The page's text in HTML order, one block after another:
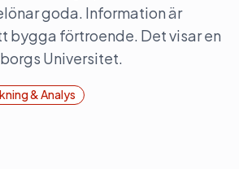
goda. Information är
bygga förtroende. Det visar en
Universitet.
& Analys